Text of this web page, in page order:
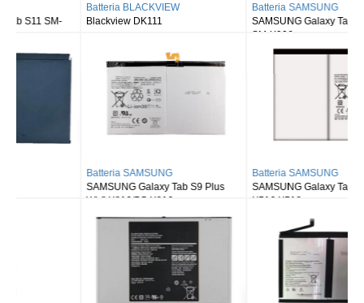
Batteria BLACKVIEW
Blackview DK111
Batteria SAMSUNG
SAMSUNG Galaxy Tab S8 Ultra
Batteria SAMSUNG
SAMSUNG Galaxy Tab S9 Plus
Wi-fi X810/5G X816
Batteria SAMSUNG
SAMSUNG Galaxy Tab S9FE X510